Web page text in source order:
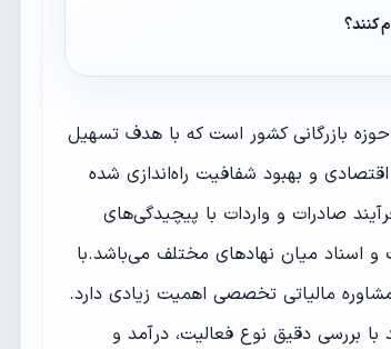
کنند؟
حوزه بازرگانی کشور است که با هدف تسهیل
و بهبود شفافیت راه‌اندازی شده
صادرات و واردات با پیچیدگی‌های
و اسناد میان نهادهای مختلف می‌باشد.با
مالیاتی تخصصی اهمیت زیادی دارد.
با بررسی دقیق نوع فعالیت، درآمد و